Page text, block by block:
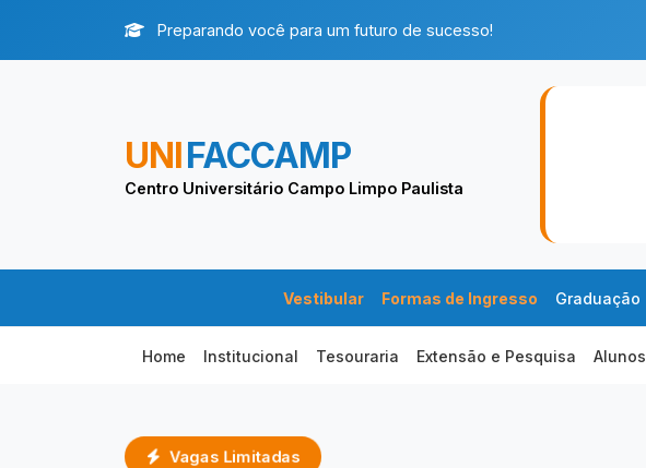
Preparando você para um futuro de sucesso!
UNIFACCAMP
Centro Universitário Campo Limpo Paulista
Vestibular Formas de Ingresso Graduação
Home Institucional Tesouraria Extensão e Pesquisa Alunos
Vagas Limitadas